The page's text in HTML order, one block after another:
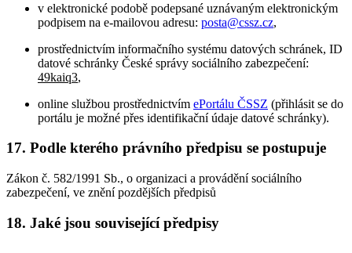
v elektronické podobě podepsané uznávaným elektronickým
podpisem na e-mailovou adresu: posta@cssz.cz,
prostřednictvím informačního systému datových schránek, ID
datové schránky České správy sociálního zabezpečení:
49kaiq3,
online službou prostřednictvím ePortálu ČSSZ (přihlásit se do
portálu je možné přes identifikační údaje datové schránky).
17. Podle kterého právního předpisu se postupuje
Zákon č. 582/1991 Sb., o organizaci a provádění sociálního
zabezpečení, ve znění pozdějších předpisů
18. Jaké jsou související předpisy